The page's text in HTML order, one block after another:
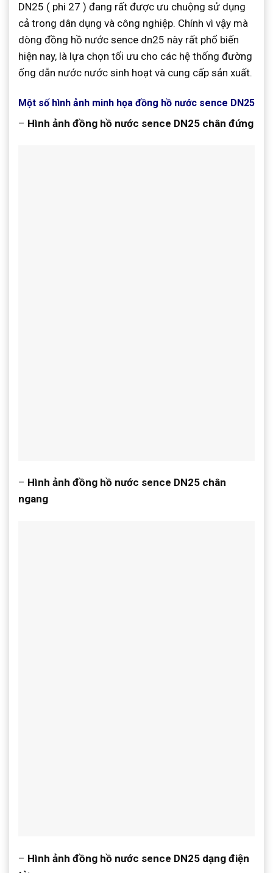
DN25 ( phi 27 ) đang rất được ưu chuộng sử dụng
cả trong dân dụng và công nghiệp. Chính vì vậy mà
dòng đồng hồ nước sence dn25 này rất phổ biến
hiện nay, là lựa chọn tối ưu cho các hệ thống đường
ống dẫn nước nước sinh hoạt và cung cấp sản xuất.
Một số hình ảnh minh họa đồng hồ nước sence DN25
– Hình ảnh đồng hồ nước sence DN25 chân đứng
– Hình ảnh đồng hồ nước sence DN25 chân
ngang
– Hình ảnh đồng hồ nước sence DN25 dạng điện